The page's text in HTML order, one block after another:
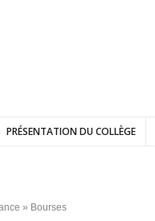
PRÉSENTATION DU COLLÈGE
» Bourses